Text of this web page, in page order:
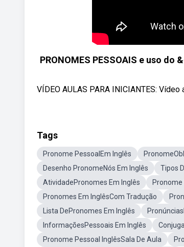
PRONOMES PESSOAIS e uso
VÍDEO AULAS PARA INICIANTES:
Tags
Pronome PessoalEm Inglês
Desenho PronomeNós Em Inglês
Tipos
AtividadePronomes Em Inglês
Pronomes Em InglêsCom Tradução
Lista DePronomes Em Inglês
InformaçõesPessoais Em Inglês
Pronome Pessoal InglêsSala De Aula